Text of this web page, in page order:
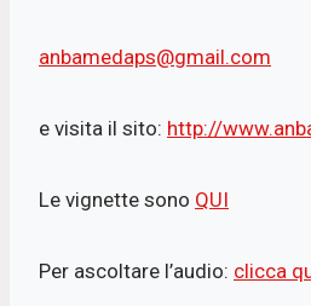
anbamedaps@gmail.com
e visita il sito: http://
Le vignette sono QUI
Per ascoltare l’audio: clicca